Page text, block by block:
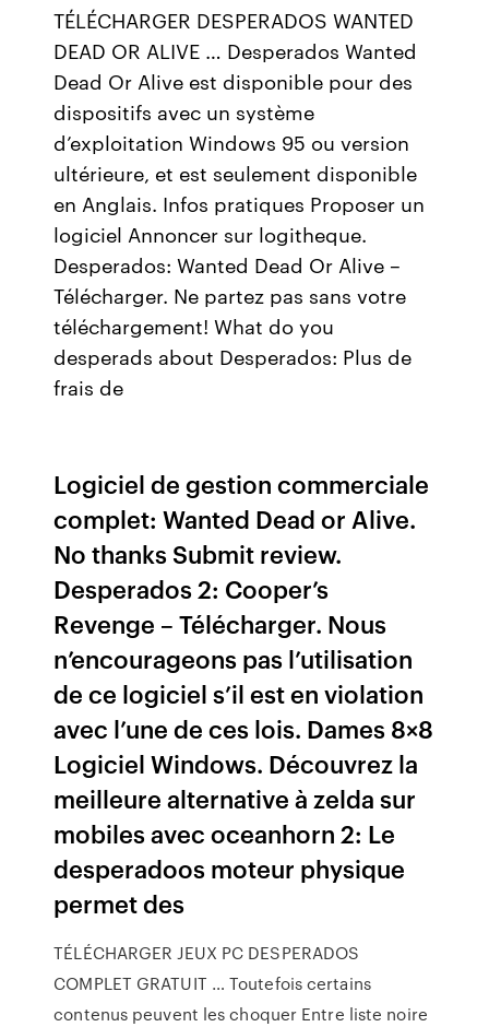
TÉLÉCHARGER DESPERADOS WANTED
DEAD OR ALIVE … Desperados Wanted
Dead Or Alive est disponible pour des
dispositifs avec un système
d’exploitation Windows 95 ou version
ultérieure, et est seulement disponible
en Anglais. Infos pratiques Proposer un
logiciel Annoncer sur logitheque.
Desperados: Wanted Dead Or Alive –
Télécharger. Ne partez pas sans votre
téléchargement! What do you
desperads about Desperados: Plus de
frais de
Logiciel de gestion commerciale
complet: Wanted Dead or Alive.
No thanks Submit review.
Desperados 2: Cooper’s
Revenge – Télécharger. Nous
n’encourageons pas l’utilisation
de ce logiciel s’il est en violation
avec l’une de ces lois. Dames 8×8
Logiciel Windows. Découvrez la
meilleure alternative à zelda sur
mobiles avec oceanhorn 2: Le
desperadoos moteur physique
permet des
TÉLÉCHARGER JEUX PC DESPERADOS
COMPLET GRATUIT … Toutefois certains
contenus peuvent les choquer Entre liste noire